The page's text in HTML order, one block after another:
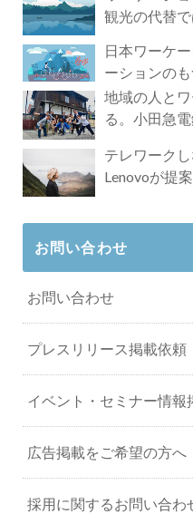
観光の代替
日本ワーケ
ーションの
地域の人と
る。小田急
テレワーク
Lenovoが提
お問い合わせ
お問い合わせ
プレスリリース掲載依頼
イベント・セミナー情報
広告掲載をご希望の方へ
採用に関するお問い合わ